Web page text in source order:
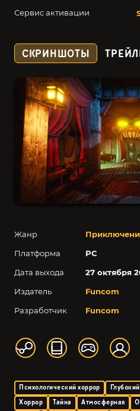
Сервис активации
Жанр
Платформа
PC
Дата выхода
27 октября
Издатель
Funcom
Разработчик
Funcom
Психологический хоррор
Хоррор
Тайна Атмосферная
СКРИНШОТЫ